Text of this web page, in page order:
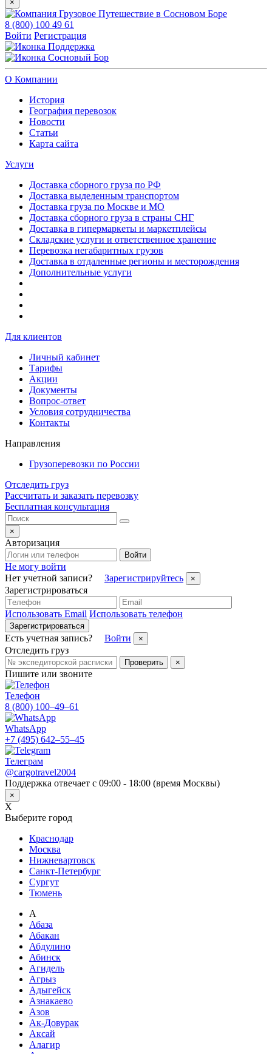
×
8 (800) 100 49 61
Войти Регистрация
Поддержка
Сосновый Бор
О Компании
История
География перевозок
Новости
Статьи
Карта сайта
Услуги
Доставка сборного груза по РФ
Доставка выделенным транспортом
Доставка груза по Москве и МО
Доставка сборного груза в страны СНГ
Доставка в гипермаркеты и маркетплейсы
Складские услуги и ответственное хранение
Перевозка негабаритных грузов
Доставка в отдаленные регионы и месторождения
Дополнительные услуги
Для клиентов
Личный кабинет
Тарифы
Акции
Документы
Вопрос-ответ
Условия сотрудничества
Контакты
Направления
Грузоперевозки по России
Отследить груз
Рассчитать и заказать перевозку
Бесплатная консультация
×
Авторизация
Войти
Не могу войти
Нет учетной записи?
Зарегистрируйтесь ×
Зарегистрироваться
Использовать Email Использовать телефон
Зарегистрироваться
Есть учетная запись? Войти ×
Отследить груз
Проверить ×
Пишите или звоните
Телефон
8 (800) 100–49–61
WhatsApp
+7 (495) 642–55–45
Телеграм
@cargotravel2004
Поддержка отвечает с 09:00 - 18:00 (время Москвы)
×
X
Выберите город
Краснодар
Москва
Нижневартовск
Санкт-Петербург
Сургут
Тюмень
А
Абаза
Абакан
Абдулино
Абинск
Агидель
Агрыз
Адыгейск
Азнакаево
Азов
Ак-Довурак
Аксай
Алагир